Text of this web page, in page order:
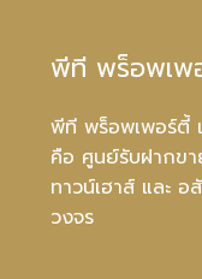
พีที พร็อพเพ
พีที พร็อพเพอร์ตี้
คือ ศูนย์รับฝากข
ทาวน์เฮาส์ และ
วงจร